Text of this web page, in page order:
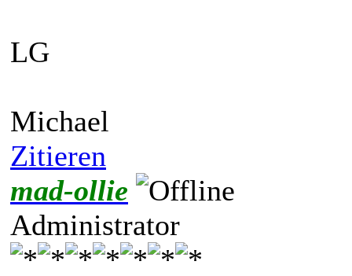
LG
Michael
Zitieren
mad-ollie
Administrator